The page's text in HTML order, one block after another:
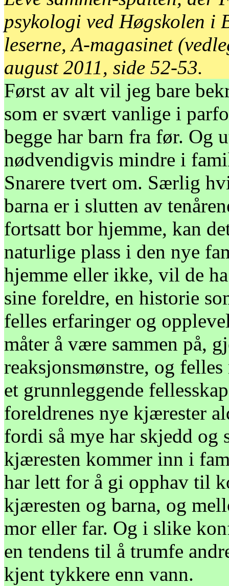
psykologi ved Høgskolen i
leserne, A-magasinet
august 2011, side 52-53.
Først av alt vil jeg bare
som er svært vanlige i
begge har barn fra før. Og
nødvendigvis mindre i
Snarere tvert om. Særlig
barna er i slutten av
fortsatt bor hjemme, kan
naturlige plass i den nye
hjemme eller ikke, vil de
sine foreldre, en historie
felles erfaringer og
måter å være sammen på,
reaksjonsmønstre, og
et grunnleggende
foreldrenes nye kjærester
fordi så mye har skjedd og
kjæresten kommer inn i
har lett for å gi opphav til
kjæresten og barna, og
mor eller far. Og i slike
en tendens til å trumfe
kjent tykkere enn vann.